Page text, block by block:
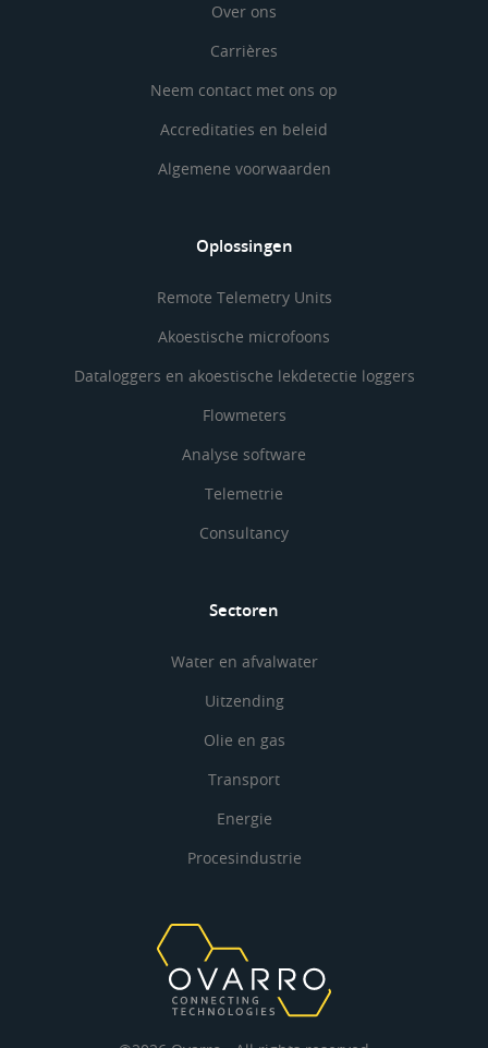
Over ons
Carrières
Neem contact met ons op
Accreditaties en beleid
Algemene voorwaarden
Oplossingen
Remote Telemetry Units
Akoestische microfoons
Dataloggers en akoestische lekdetectie loggers
Flowmeters
Analyse software
Telemetrie
Consultancy
Sectoren
Water en afvalwater
Uitzending
Olie en gas
Transport
Energie
Procesindustrie